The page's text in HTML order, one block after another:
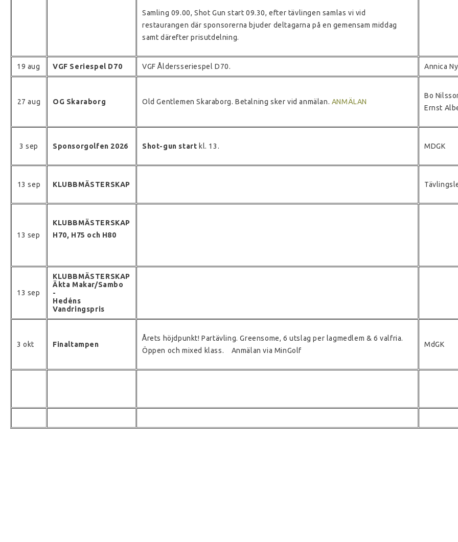
Samling 09.00, Shot Gun start 09.30, efter tävlingen samlas vi vid
restaurangen där sponsorerna bjuder deltagarna på en gemensam middag
samt därefter prisutdelning.
19 aug VGF Seriespel D70 VGF Åldersseriespel D70. Annica
27 aug OG Skaraborg Old Gentlemen Skaraborg. Betalning sker vid anmälan. ANMÄLAN
Bo
Ernst
3 sep Sponsorgolfen 2026 Shot-gun start kl. 13. MDGK
13 sep KLUBBMÄSTERSKAP
13 sep
KLUBBMÄSTERSKAP
H70, H75 och H80
13 sep
KLUBBMÄSTERSKAP
Äkta Makar/Sambo
-
Hedéns
Vandringspris
3 okt Finaltampen
Årets höjdpunkt! Partävling. Greensome, 6 utslag per lagmedlem & 6 valfria.
Öppen och mixed klass. Anmälan via MinGolf
MdGK